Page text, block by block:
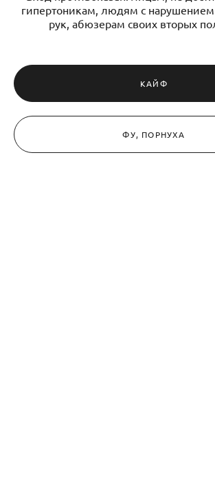
гипертоникам, людям с
рук, абюзерам своих вторых
КАЙФ
ФУ, ПОРНУХА